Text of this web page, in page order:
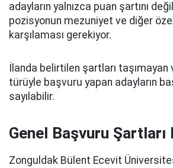
adayların yalnızca puan şartını
pozisyonun mezuniyet ve diğer
karşılaması gerekiyor.
İlanda belirtilen şartları taşımayan
türüyle başvuru yapan adayların
sayılabilir.
Genel Başvuru Şartları
Zonguldak Bülent Ecevit